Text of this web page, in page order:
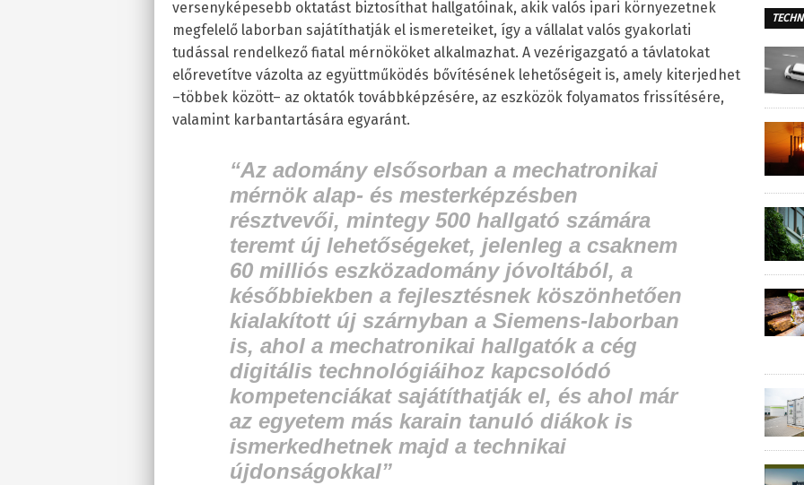
versenyképesebb oktatást biztosíthat hallgatóinak, akik valós ipari környezetnek
megfelelő laborban sajátíthatják el ismereteiket, így a vállalat valós gyakorlati
tudással rendelkező fiatal mérnököket alkalmazhat. A vezérigazgató a távlatokat
előrevetítve vázolta az együttműködés bővítésének lehetőségeit is, amely kiterjedhet
–többek között– az oktatók továbbképzésére, az eszközök folyamatos frissítésére,
valamint karbantartására egyaránt.
“Az adomány elsősorban a mechatronikai
mérnök alap- és mesterképzésben
résztvevői, mintegy 500 hallgató számára
teremt új lehetőségeket, jelenleg a csaknem
60 milliós eszközadomány jóvoltából, a
későbbiekben a fejlesztésnek köszönhetően
kialakított új szárnyban a Siemens-laborban
is, ahol a mechatronikai hallgatók a cég
digitális technológiáihoz kapcsolódó
kompetenciákat sajátíthatják el, és ahol már
az egyetem más karain tanuló diákok is
ismerkedhetnek majd a technikai
újdonságokkal”